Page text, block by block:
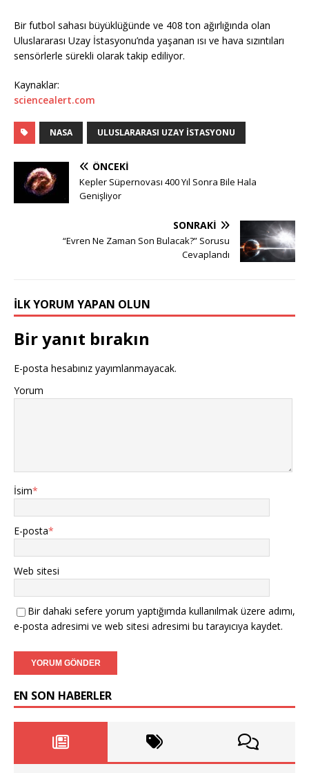
Bir futbol sahası büyüklüğünde ve 408 ton ağırlığında olan
Uluslararası Uzay İstasyonu’nda yaşanan ısı ve hava sızıntıları
sensörlerle sürekli olarak takip ediliyor.
Kaynaklar:
sciencealert.com
NASA ULUSLARARASI UZAY ISTASYONU
ÖNCEKI
Kepler Süpernovası 400 Yıl Sonra Bile Hala
Genişliyor
SONRAKI
“Evren Ne Zaman Son Bulacak?” Sorusu
Cevaplandı
İLK YORUM YAPAN OLUN
Bir yanıt bırakın
E-posta hesabınız yayımlanmayacak.
Yorum
İsim*
E-posta*
Web sitesi
Bir dahaki sefere yorum yaptığımda kullanılmak üzere adımı,
e-posta adresimi ve web sitesi adresimi bu tarayıcıya kaydet.
EN SON HABERLER